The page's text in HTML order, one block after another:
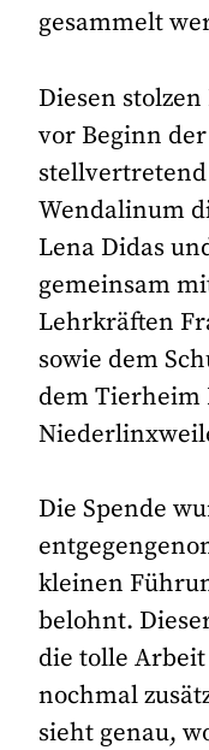
gesammelt
Diesen
vor Beginn
Wendalinum
Lena Didas
gemeinsam
Lehrkräften
sowie dem
dem
Die Spende
kleinen
belohnt.
die tolle
nochmal
sieht genau,